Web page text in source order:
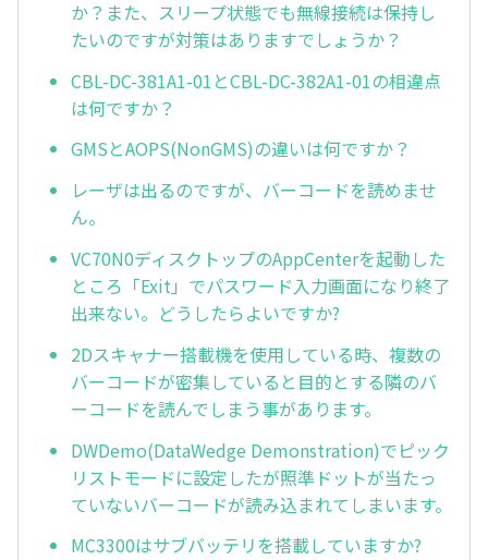
か？また、スリープ状態でも無線接続は保持し
たいのですが対策はありますでしょうか？
CBL-DC-381A1-01とCBL-DC-382A1-01の相違点
は何ですか？
GMSとAOPS(NonGMS)の違いは何ですか？
レーザは出るのですが、バーコードを読めませ
ん。
VC70N0ディスクトップのAppCenterを起動した
ところ「Exit」でパスワード入力画面になり終了
出来ない。どうしたらよいですか?
2Dスキャナー搭載機を使用している時、複数の
バーコードが密集していると目的とする隣のバ
ーコードを読んでしまう事があります。
DWDemo(DataWedge Demonstration)でピック
リストモードに設定したが照準ドットが当たっ
ていないバーコードが読み込まれてしまいます。
MC3300はサブバッテリを搭載していますか?